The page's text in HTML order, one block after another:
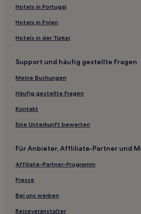
Hotels nahe Suzhou
Xiaoyanbang Hotels
Hotels nahe Bahnhof Suzhou University
Hotels nahe Bahnhof Suzhouwan Nord
Hotels nahe Suzhou Culture and Arts
Hotels nahe Hanshan Temple
Shituli Hotels
Hotels nahe Suzhou Nordbahnhof
Altstadt Suzhou: Hotels
Hotels nahe Xingtang-Jie-Station
Bezirk Gusu: Hotels
Hukeli Hotels
Wuzhong: Hotels
Hotels in Portugal
Hotels in Polen
Hotels in der Türkei
Support und häufig gestellte Fragen
Meine Buchungen
Häufig gestellte Fragen
Kontakt
Eine Unterkunft bewerten
Für Anbieter, Affliliate-Partner und
Affiliate-Partner-Programm
Presse
Bei uns werben
Reiseveranstalter